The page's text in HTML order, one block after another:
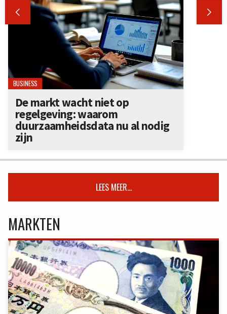
 
BUSINESS
De markt wacht niet op
regelgeving: waarom
duurzaamheidsdata nu al nodig
zijn
LEES MEER...
MARKTEN